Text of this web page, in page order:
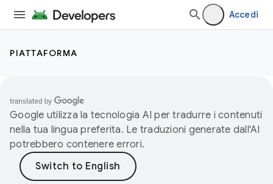
Accedi
PIATTAFORMA
Google utilizza la tecnologia AI per tradurre i contenuti
nella tua lingua preferita. Le traduzioni generate dall'AI
potrebbero contenere errori.